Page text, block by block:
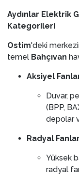
Aydınlar Elektrik
Kategorileri
Ostim'deki
temel Bahçıvan
Aksiyel
Duvar,
(BPP,
depolar
Radyal
Yüksek
radyal